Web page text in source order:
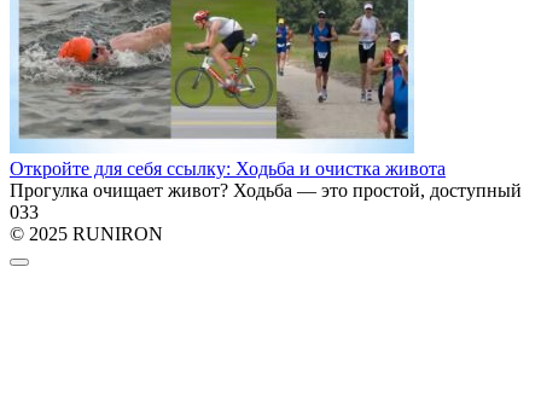
Откройте для себя ссылку: Ходьба и очистка живота
Прогулка очищает живот? Ходьба — это простой, доступный
033
© 2025 RUNIRON